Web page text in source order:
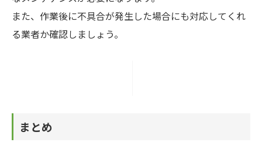
また、作業後に不具合が発生した場合にも対応してくれ
る業者か確認しましょう。
まとめ